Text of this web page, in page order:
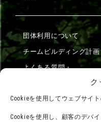
ク
Cookieを使用してウェブサイ
Cookieを使用し、顧客のデバ
団体利用について
チームビルディング計画
よくある質問・
利用規約